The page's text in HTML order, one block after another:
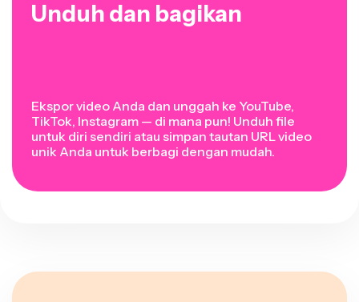
Unduh dan bagikan
Ekspor video Anda dan unggah ke YouTube,
TikTok, Instagram — di mana pun! Unduh file
untuk diri sendiri atau simpan tautan URL video
unik Anda untuk berbagi dengan mudah.